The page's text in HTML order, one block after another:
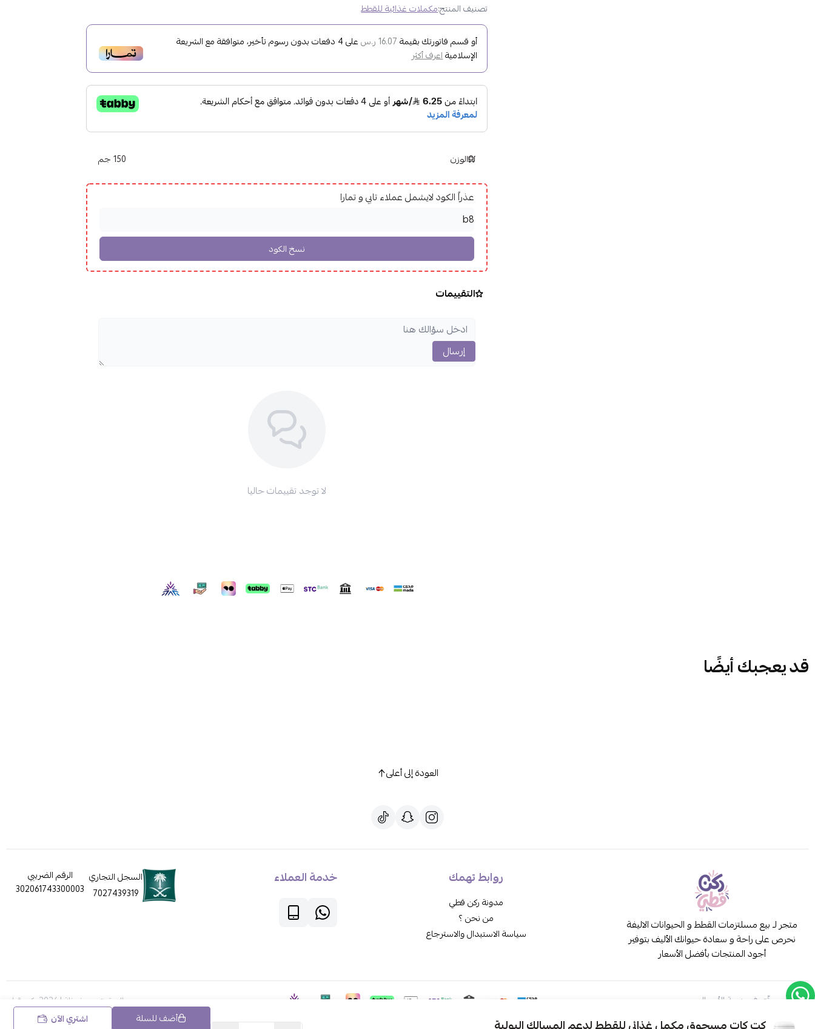
تصنيف المنتج:مكملات غذائية للقطط
أو قسم فاتورتك بقيمة 16.07 ر.س على4 دفعات بدون رسوم تأخير، متوافقة مع الشريعة
الإسلاميةاعرف أكثر
الوزن 150 جم
عذراً الكود لايشمل عملاء تابي و تمارا
أضف للسلة اشتري الآن
التقييمات
إرسال
لا توجد تقييمات حاليا
قد يعجبك أيضًا
العودة إلى أعلى
متجر لـ بيع مسلتزمات القطط و الحيوانات الاليفة
نحرص على راحة و سعادة حيوانك الأليف بتوفير
أجود المنتجات بأفضل الأسعار
روابط تهمك
مدونة ركن قطي
من نحن ؟
سياسة الاستبدال والاسترجاع
خدمة العملاء
السجل التجاري
7027439319
الرقم الضريبي
302061743300003
موثّق في منصة الأعمال الحقوق محفوظة | 2026 ركن قطي